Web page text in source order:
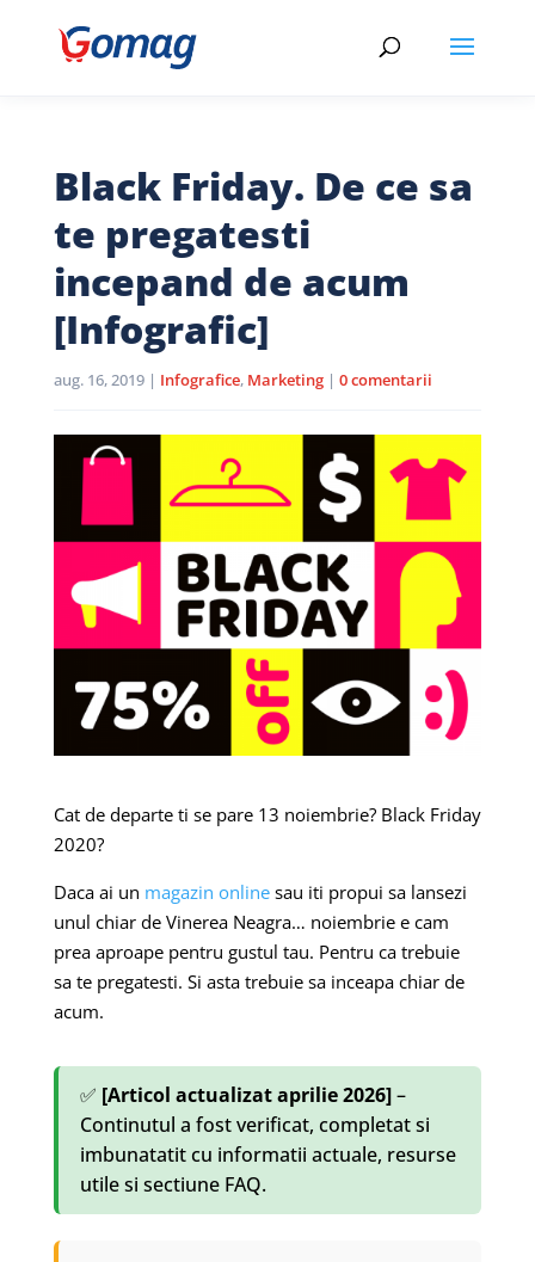
Black Friday. De ce sa
te pregatesti
incepand de acum
[Infografic]
aug. 16, 2019| Infografice, Marketing| 0 comentarii
Cat de departe ti se pare 13 noiembrie? Black Friday
2020?
Daca ai un magazin onlinesau iti propui sa lansezi
unul chiar de Vinerea Neagra… noiembrie e cam
prea aproape pentru gustul tau. Pentru ca trebuie
sa te pregatesti. Si asta trebuie sa inceapa chiar de
acum.
✅ [Articol actualizat aprilie 2026]–
Continutul a fost verificat, completat si
imbunatatit cu informatii actuale, resurse
utile si sectiune FAQ.